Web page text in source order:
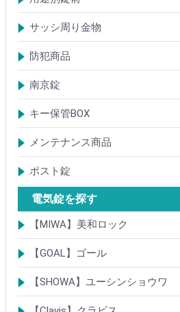
アルミサッシ玄関引戸・引違戸錠
サムラッチ錠
浴室錠
補助錠
エンジンドア錠・ガラス扉錠
ケースハンドル錠
インダストリアルロック・カムロック
サッシ周り金物
ドアガード
ドアチェーン
クレセント錠
丁番
フランス落とし
ドアクローザ
防犯商品
防犯簡易錠
防犯サムターン
ガードプレート・Lフロント
その他
南京錠
【ALPHA】アルファ
【ABUS】アバス
その他
キー保管BOX
大型キーBOX
小型キーBOX
メンテナンス商品
鍵の潤滑剤
サッシ調整ツール
ポスト錠
【Tajima(MET)】
【DAIKEN】
【コーワソニア】
【キョーワナスタ】
【リンタツ】
その他
電気錠を探す
【MIWA】美和ロック
電気錠・電気ストライク
通電金具
制御器・操作器
電材・その他
BANシリーズ
非接触キー・IDカード
Raccessシリーズ
ノンタッチシリーズ
iELシリーズ
FKL・FeliCa・MIFARE
キースイッチ
補修品・代替品
【GOAL】ゴール
電気錠
通電金具
電気錠システム製品
キースイッチ
【SHOWA】ユーシンショウワ
電気錠・電気ストライク
電気錠システム製品
キースイッチ